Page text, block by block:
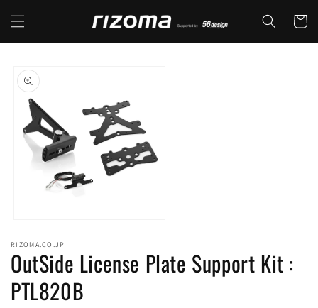
ンツに
進む
ー
報にス
キップ
ダ
ル
で
メ
デ
RIZOMA.CO.JP
OutSide License Plate Support Kit :
PTL820B